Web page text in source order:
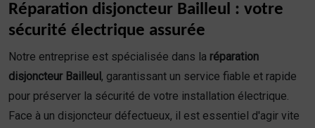
Réparation disjoncteur Bailleul : votre
sécurité électrique assurée
Notre entreprise est spécialisée dans la réparation
disjoncteur Bailleul , garantissant un service fiable et rapide
pour préserver la sécurité de votre installation électrique.
Face à un disjoncteur défectueux, il est essentiel d'agir vite